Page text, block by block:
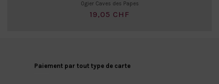
Ogier Caves des Papes
19,05 CHF
Paiement par tout type de carte